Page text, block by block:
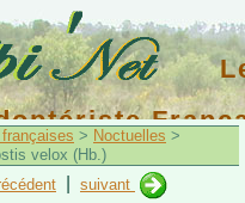
> Noctuelles >
velox (Hb.)
suivant